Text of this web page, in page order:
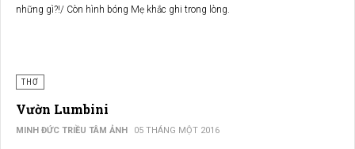
những gì?!/ Còn hình bóng Mẹ khắc ghi trong lòng.
THƠ
Vườn Lumbini
MINH ĐỨC TRIỀU TÂM ẢNH 05 THÁNG MỘT 2016